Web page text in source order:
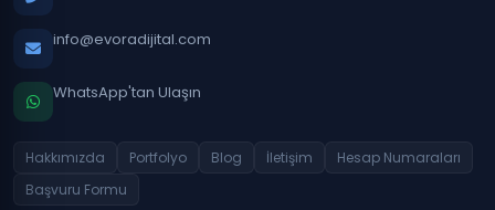
info@evoradijital.com
WhatsApp'tan Ulaşın
Hakkımızda Portfolyo Blog İletişim
Hesap Numaraları
Başvuru Formu